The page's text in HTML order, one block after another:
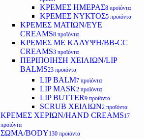
ΚΡΕΜΕΣ ΗΜΕΡΑΣ8 προϊόντα
ΚΡΕΜΕΣ ΝΥΚΤΟΣ5 προϊόντα
ΚΡΕΜΕΣ ΜΑΤΙΩΝ/EYE
CREAMS8 προϊόντα
ΚΡΕΜΕΣ ΜΕ ΚΑΛΥΨΗ/BB-CC
CREAMS3 προϊόντα
ΠΕΡΙΠΟΙΗΣΗ ΧΕΙΛΙΩΝ/LIP
BALMS23 προϊόντα
LIP BALM7 προϊόντα
LIP MASK2 προϊόντα
LIP BUTTER9 προϊόντα
SCRUB ΧΕΙΛΙΩΝ2 προϊόντα
ΚΡΕΜΕΣ ΧΕΡΙΩΝ/HAND CREAMS17
προϊόντα
ΣΩΜΑ/BODY130 προϊόντα